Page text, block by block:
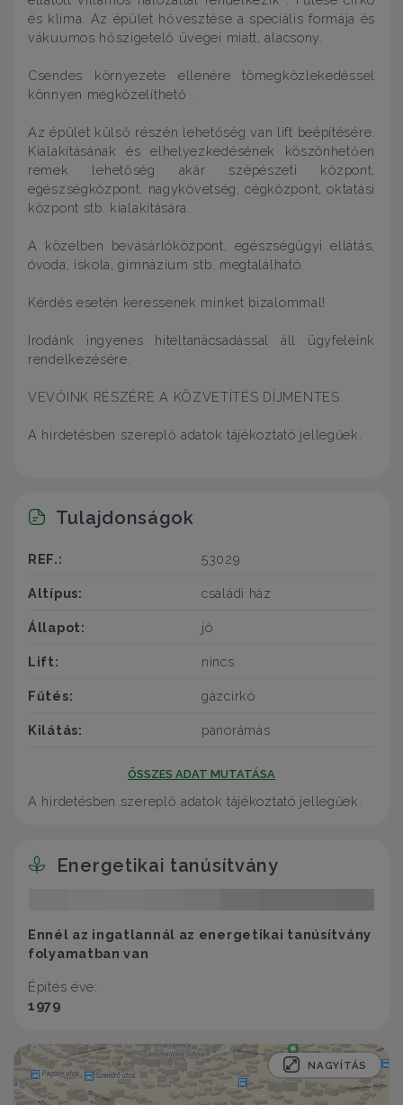
és klíma. Az épület hővesztése a speciális formája és
vákuumos hőszigetelő üvegei miatt, alacsony.
Csendes környezete ellenére tömegközlekedéssel
könnyen megközelíthető .
Az épület külső részén lehetőség van lift beépítésére.
Kialakításának és elhelyezkedésének köszönhetően
remek lehetőség akár szépészeti központ,
egészségközpont, nagykövetség, cégközpont, oktatási
központ stb. kialakítására.
A közelben bevásárlóközpont, egészségügyi ellátás,
óvoda, iskola, gimnázium stb. megtalálható.
Kérdés esetén keressenek minket bizalommal!
Irodánk ingyenes hiteltanácsadással áll ügyfeleink
rendelkezésére.
VEVŐINK RÉSZÉRE A KÖZVETÍTÉS DÍJMENTES.
A hirdetésben szereplő adatok tájékoztató jellegűek.
Tulajdonságok
REF.: 53029
Altípus: családi ház
Állapot: jó
Lift: nincs
Fűtés: gázcirkó
Kilátás: panorámás
ÖSSZES ADAT MUTATÁSA
A hirdetésben szereplő adatok tájékoztató jellegűek.
Energetikai tanúsítvány
Ennél az ingatlannál az energetikai tanúsítvány
folyamatban van
Építés éve:
1979
NAGYÍTÁS